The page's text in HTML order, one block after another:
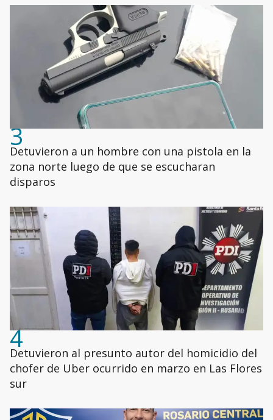
3
Detuvieron a un hombre con una pistola en la
zona norte luego de que se escucharan
disparos
4
Detuvieron al presunto autor del homicidio del
chofer de Uber ocurrido en marzo en Las Flores
sur